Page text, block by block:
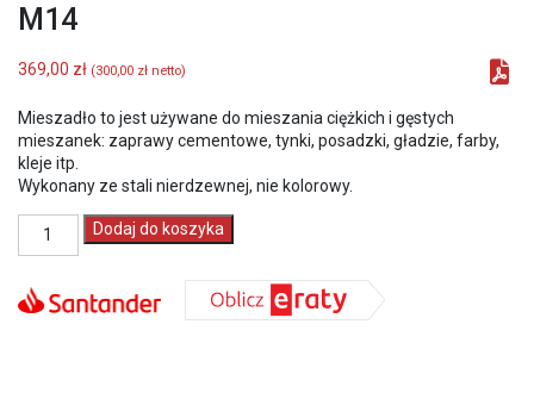
M14
369,00 zł (300,00 zł netto)
Mieszadło to jest używane do mieszania ciężkich i gęstych
mieszanek: zaprawy cementowe, tynki, posadzki, gładzie, farby,
kleje itp.
Wykonany ze stali nierdzewnej, nie kolorowy.
ilość
SEMIN
mieszadło
łopatkowe
Dodaj do koszyka